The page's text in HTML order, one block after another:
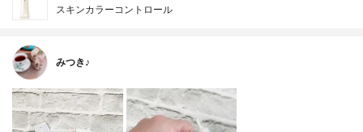
スキンカラーコントロール
みつき♪